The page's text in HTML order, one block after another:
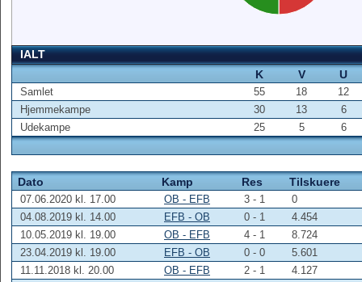
IALT
K
V U
Samlet 55 18
12
Hjemmekampe
30 13
6
Udekampe
25 5 6
Dato Kamp Res Tilskuere
07.06.2020 kl. 17.00 OB - EFB 3 - 1
0
04.08.2019 kl. 14.00
EFB - OB 0 - 1
4.454
10.05.2019 kl. 19.00
OB - EFB 4 - 1
8.724
23.04.2019 kl. 19.00
EFB - OB 0 - 0
5.601
11.11.2018 kl. 20.00
OB - EFB 2 - 1 4.127